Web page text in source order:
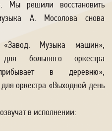
Мы решили восстановить
А. Мосолова снова
Музыка машин»,
большого оркестра
в деревню»,
оркестра «Выходной день
в исполнении: